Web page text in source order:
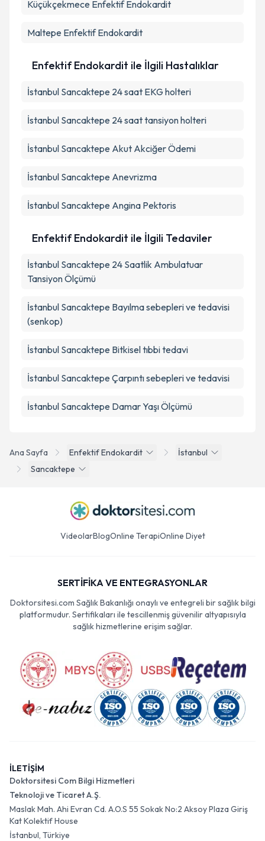
Ana Sayfa Enfektif Endokardit
İstanbul
Sancaktepe
Küçükçekmece Enfektif Endokardit
Maltepe Enfektif Endokardit
Enfektif Endokardit ile İlgili Hastalıklar
İstanbul Sancaktepe 24 saat EKG holteri
İstanbul Sancaktepe 24 saat tansiyon holteri
İstanbul Sancaktepe Akut Akciğer Ödemi
İstanbul Sancaktepe Anevrizma
İstanbul Sancaktepe Angina Pektoris
Enfektif Endokardit ile İlgili Tedaviler
İstanbul Sancaktepe 24 Saatlik Ambulatuar
Tansiyon Ölçümü
İstanbul Sancaktepe Bayılma sebepleri ve tedavisi
(senkop)
İstanbul Sancaktepe Bitkisel tıbbi tedavi
İstanbul Sancaktepe Çarpıntı sebepleri ve tedavisi
İstanbul Sancaktepe Damar Yaşı Ölçümü
VideolarBlogOnline TerapiOnline Diyet
SERTİFİKA VE ENTEGRASYONLAR
Doktorsitesi.com Sağlık Bakanlığı onaylı ve entegreli bir sağlık bilgi
platformudur. Sertifikaları ile tescillenmiş güvenilir altyapısıyla
sağlık hizmetlerine erişim sağlar.
İLETİŞİM
Doktorsitesi Com Bilgi Hizmetleri
Teknoloji ve Ticaret A.Ş.
Maslak Mah. Ahi Evran Cd. A.O.S 55 Sokak No:2 Aksoy Plaza Giriş
Kat Kolektif House
İstanbul, Türkiye